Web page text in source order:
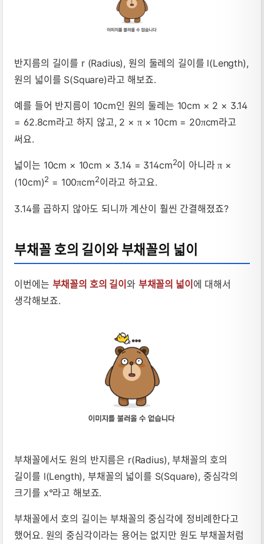
반지름의 길이를 r (Radius), 원의 둘레의 길이를 l(Length),
원의 넓이를 S(Square)라고 해보죠.
예를 들어 반지름이 10cm인 원의 둘레는 10cm × 2 × 3.14
= 62.8cm라고 하지 않고, 2 × π× 10cm = 20πcm라고
써요.
넓이는 10cm × 10cm × 3.14 = 314cm2이 아니라π ×
(10cm)2 = 100πcm2이라고 하고요.
3.14를 곱하지 않아도 되니까 계산이 훨씬 간결해졌죠?
부채꼴 호의 길이와 부채꼴의 넓이
이번에는 부채꼴의 호의 길이 와 부채꼴의 넓이 에 대해서
생각해보죠.
부채꼴에서도 원의 반지름은 r(Radius), 부채꼴의 호의
길이를 l(Length), 부채꼴의 넓이를 S(Square), 중심각의
크기를 x°라고 해보죠.
부채꼴에서 호의 길이는 부채꼴의 중심각에 정비례한다고
했어요. 원의 중심각이라는 용어는 없지만 원도 부채꼴처럼